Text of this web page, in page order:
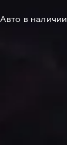
Авто в наличии